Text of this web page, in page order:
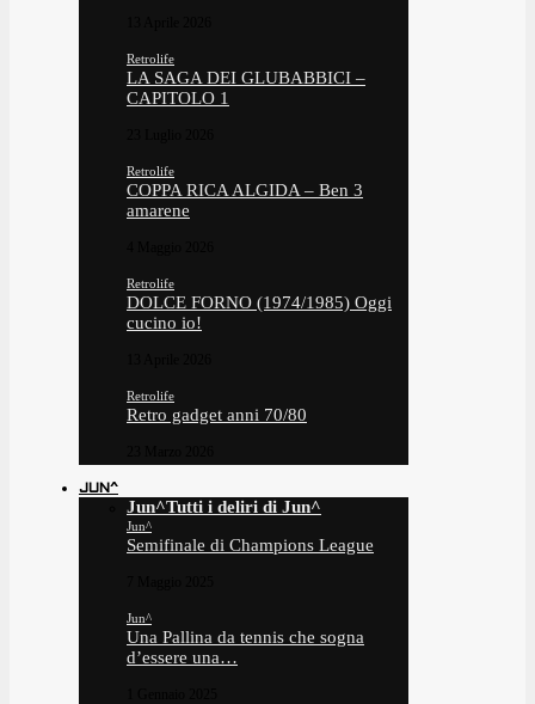
Retrolife
LA SAGA DEI GLUBABBICI –
CAPITOLO 1
Retrolife
COPPA RICA ALGIDA – Ben 3
amarene
Retrolife
DOLCE FORNO (1974/1985) Oggi
cucino io!
Retrolife
Retro gadget anni 70/80
JUN^
Jun^Tutti i deliri di Jun^
Jun^
Semifinale di Champions League
Jun^
Una Pallina da tennis che sogna
d’essere una…